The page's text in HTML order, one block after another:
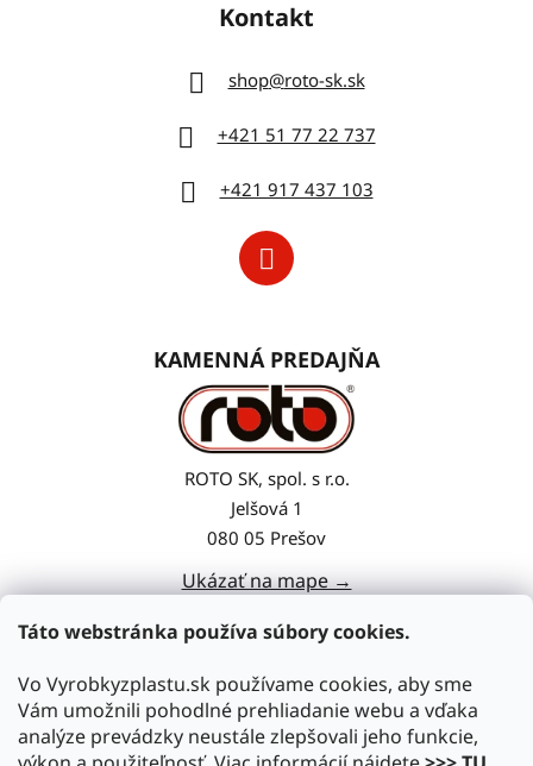
Táto webstránka používa súbory cookies.
Vo Vyrobkyzplastu.sk používame cookies, aby sme
Vám umožnili pohodlné prehliadanie webu a vďaka
analýze prevádzky neustále zlepšovali jeho funkcie,
Kontakt
shop@roto-sk.sk
+421 51 77 22 737
+421 917 437 103
KAMENNÁ PREDAJŇA
ROTO SK, spol. s r.o.
Jelšová 1
080 05 Prešov
Ukázať na mape →